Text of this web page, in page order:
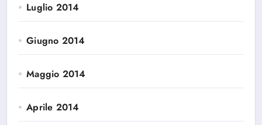
Luglio 2014
Giugno 2014
Maggio 2014
Aprile 2014